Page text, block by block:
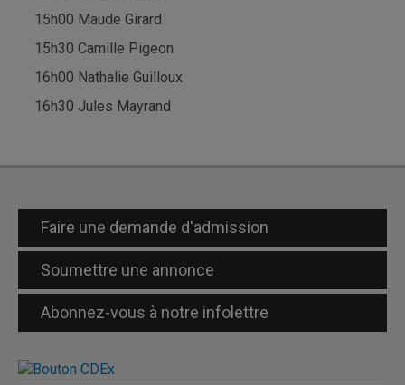
15h00 Maude Girard
15h30 Camille Pigeon
16h00 Nathalie Guilloux
16h30 Jules Mayrand
Faire une demande d'admission
Soumettre une annonce
Abonnez-vous à notre infolettre